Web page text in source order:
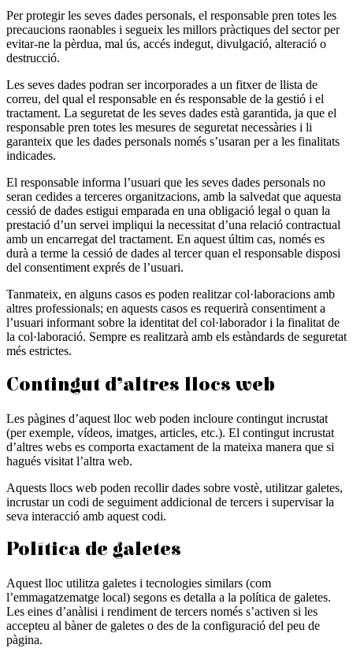
Per protegir les seves dades personals, el responsable pren totes les
precaucions raonables i segueix les millors pràctiques del sector per
evitar-ne la pèrdua, mal ús, accés indegut, divulgació, alteració o
destrucció.
Les seves dades podran ser incorporades a un fitxer de llista de
correu, del qual el responsable en és responsable de la gestió i el
tractament. La seguretat de les seves dades està garantida, ja que el
responsable pren totes les mesures de seguretat necessàries i li
garanteix que les dades personals només s’usaran per a les finalitats
indicades.
El responsable informa l’usuari que les seves dades personals no
seran cedides a terceres organitzacions, amb la salvedat que aquesta
cessió de dades estigui emparada en una obligació legal o quan la
prestació d’un servei impliqui la necessitat d’una relació contractual
amb un encarregat del tractament. En aquest últim cas, només es
durà a terme la cessió de dades al tercer quan el responsable disposi
del consentiment exprés de l’usuari.
Tanmateix, en alguns casos es poden realitzar col·laboracions amb
altres professionals; en aquests casos es requerirà consentiment a
l’usuari informant sobre la identitat del col·laborador i la finalitat de
la col·laboració. Sempre es realitzarà amb els estàndards de seguretat
més estrictes.
Contingut d’altres llocs web
Les pàgines d’aquest lloc web poden incloure contingut incrustat
(per exemple, vídeos, imatges, articles, etc.). El contingut incrustat
d’altres webs es comporta exactament de la mateixa manera que si
hagués visitat l’altra web.
Aquests llocs web poden recollir dades sobre vostè, utilitzar galetes,
incrustar un codi de seguiment addicional de tercers i supervisar la
seva interacció amb aquest codi.
Política de galetes
Aquest lloc utilitza galetes i tecnologies similars (com
l’emmagatzematge local) segons es detalla a la política de galetes.
Les eines d’anàlisi i rendiment de tercers només s’activen si les
accepteu al bàner de galetes o des de la configuració del peu de
pàgina.